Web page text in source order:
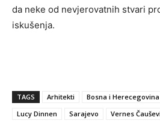
da neke od nevjerovatnih stvari
iskušenja.
TAGS Arhitekti Bosna i Herecegovina
Lucy Dinnen
Sarajevo Vernes